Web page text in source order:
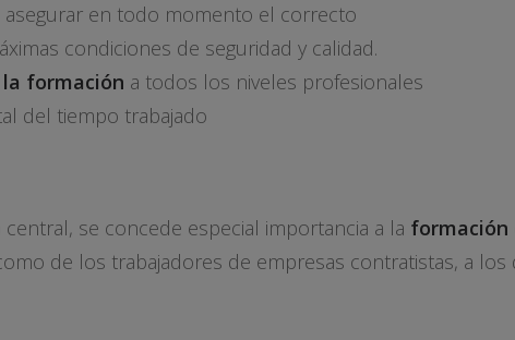
en todo momento el correcto
condiciones de seguridad y calidad.
formación a todos los niveles profesionales
del tiempo trabajado
se concede especial importancia a la formación
de los trabajadores de empresas contratistas, a los